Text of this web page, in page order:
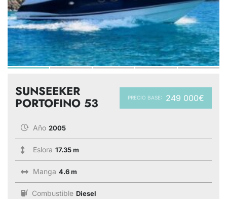
PRECIO BASE: 249 000€
SUNSEEKER
PORTOFINO 53
Año 2005
Eslora 17.35 m
Manga 4.6 m
Combustible Diesel